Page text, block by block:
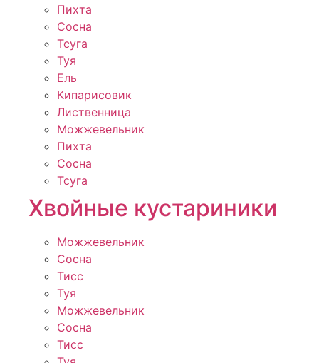
Пихта
Сосна
Тсуга
Туя
Ель
Кипарисовик
Лиственница
Можжевельник
Пихта
Сосна
Тсуга
Хвойные кустариники
Можжевельник
Сосна
Тисс
Туя
Можжевельник
Сосна
Тисс